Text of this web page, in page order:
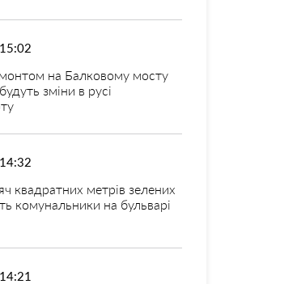
на Балковому мосту
зміни в русі
квадратних метрів зелених
комунальники на бульварі